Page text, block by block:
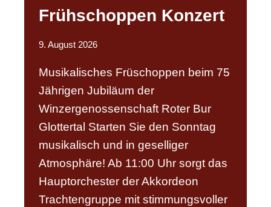
Frühschoppen Konzert
9. August 2026
Musikalisches Früschoppen beim 75
Jährigen Jubiläum der
Winzergenossenschaft Roter Bur
Glottertal Starten Sie den Sonntag
musikalisch und in geselliger
Atmosphäre! Ab 11:00 Uhr sorgt das
Hauptorchester der Akkordeon
Trachtengruppe mit stimmungsvoller